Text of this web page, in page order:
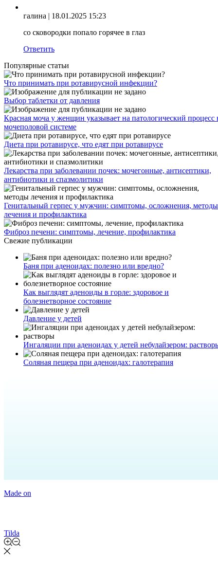
галина | 18.01.2025 15:23
со сковородки попало горячее в глаз
Ответить
Популярные статьи
Что принимать при ротавирусной инфекции?
Выбор таблетки от давления
Красная моча у женщин указывает на патологический процесс
мочеполовой системе
Диета при ротавирусе, что едят при ротавирусе
Лекарства при заболевании почек: мочегонные, антисептики,
антибиотики и спазмолитики
Генитальный герпес у мужчин: симптомы, осложнения, методы
лечения и профилактика
Фиброз печени: симптомы, лечение, профилактика
Свежие публикации
Баня при аденоидах: полезно или вредно?
Как выглядят аденоиды в горле: здоровое и
болезнетворное состояние
Давление у детей
Ингаляции при аденоидах у детей небулайзером:
Соляная пещера при аденоидах: галотерапия
Made on
Tilda